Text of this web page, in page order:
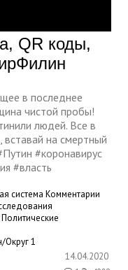
QR коды,
в последнее
чистой пробы!
людей. Все в
вставай на смертный
#коронавирус
#власть
система Комментарии
Политические
Округ 1
14.04.2020